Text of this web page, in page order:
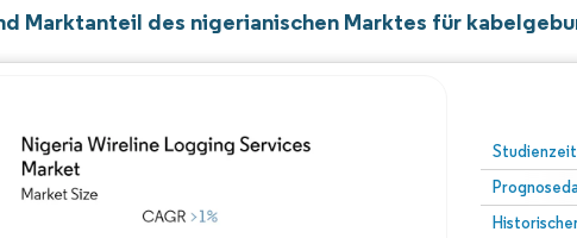
Marktanteil des nigerianischen Marktes für